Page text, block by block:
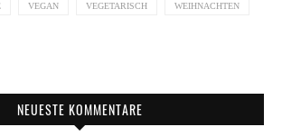
VEGAN VEGETARISCH WEIHNACHTEN
NEUESTE KOMMENTARE